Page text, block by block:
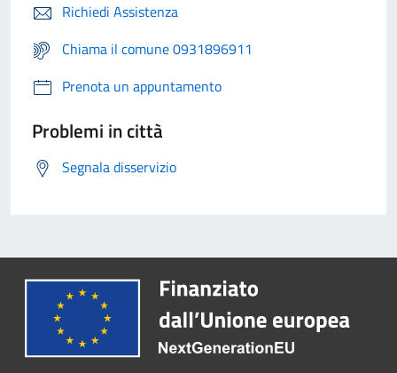
Richiedi Assistenza
Chiama il comune 0931896911
Prenota un appuntamento
Problemi in città
Segnala disservizio